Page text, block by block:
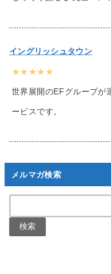
イングリッシュタウン
★★★★★
世界展開のEFグループが
ービスです。
メルマガ検索